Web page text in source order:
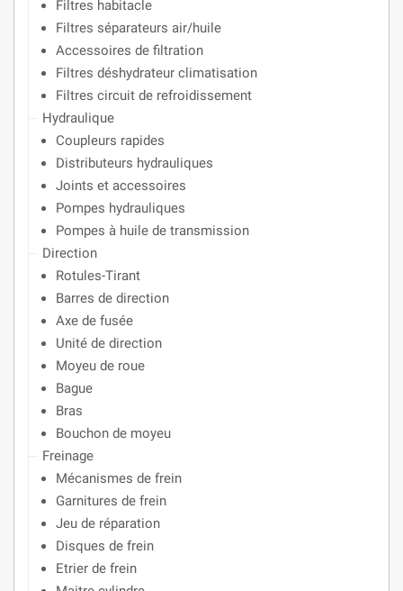
Filtres habitacle
Filtres séparateurs air/huile
Accessoires de filtration
Filtres déshydrateur climatisation
Filtres circuit de refroidissement
Hydraulique
Coupleurs rapides
Distributeurs hydrauliques
Joints et accessoires
Pompes hydrauliques
Pompes à huile de transmission
Direction
Rotules-Tirant
Barres de direction
Axe de fusée
Unité de direction
Moyeu de roue
Bague
Bras
Bouchon de moyeu
Freinage
Mécanismes de frein
Garnitures de frein
Jeu de réparation
Disques de frein
Etrier de frein